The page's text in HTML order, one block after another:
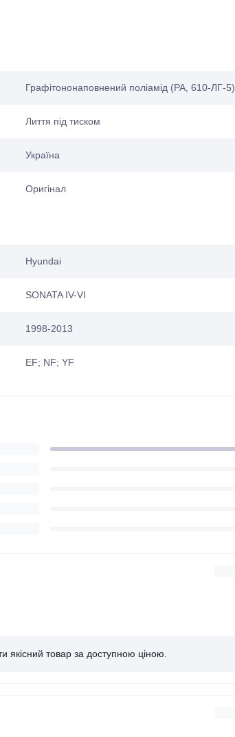
Графітононаповнений поліамід (PA, 610-ЛГ-5)
Лиття під тиском
Україна
Оригінал
Hyundai
SONATA IV-VI
1998-2013
EF; NF; YF
товар за доступною ціною.